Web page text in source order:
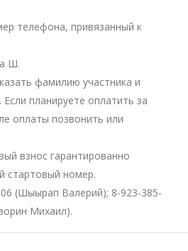
телефона, привязанный к
Ш.
фамилию участника и
планируете оплатить за
оплаты позвонить или
взнос гарантированно
стартовый номер.
(Шыырап Валерий); 8-923-385-
Михаил).